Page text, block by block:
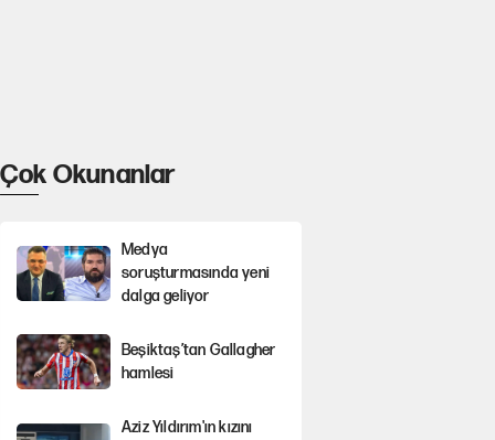
Çok Okunanlar
Medya
soruşturmasında yeni
dalga geliyor
Beşiktaş’tan Gallagher
hamlesi
Aziz Yıldırım'ın kızını